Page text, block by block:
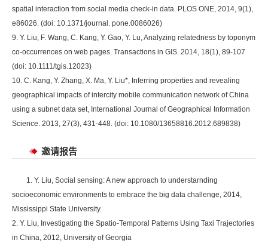
spatial interaction from social media check-in data. PLOS ONE, 2014, 9(1),
e86026. (doi: 10.1371/journal. pone.0086026)
9. Y. Liu, F. Wang, C. Kang, Y. Gao, Y. Lu, Analyzing relatedness by toponym
co-occurrences on web pages. Transactions in GIS. 2014, 18(1), 89-107
(doi: 10.1111/tgis.12023)
10. C. Kang, Y. Zhang, X. Ma, Y. Liu*, Inferring properties and revealing
geographical impacts of intercity mobile communication network of China
using a subnet data set, International Journal of Geographical Information
Science. 2013, 27(3), 431-448. (doi: 10.1080/13658816.2012.689838)
邀请报告
1. Y. Liu, Social sensing: A new approach to understarnding
socioeconomic environments to embrace the big data challenge, 2014,
Mississippi State University.
2. Y. Liu, Investigating the Spatio-Temporal Patterns Using Taxi Trajectories
in China, 2012, University of Georgia